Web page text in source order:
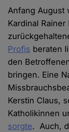
Anfang August
Kardinal
Profis beraten
den
bringen. Eine
Kerstin Claus,
Katholikinnen
sorgte. Auch,